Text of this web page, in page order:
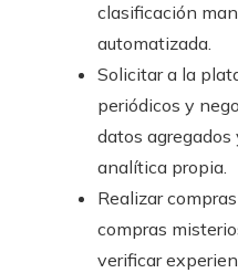
clasificación
automatizada.
Solicitar a la
periódicos y
datos agregados
analítica propia.
Realizar
compras
verificar